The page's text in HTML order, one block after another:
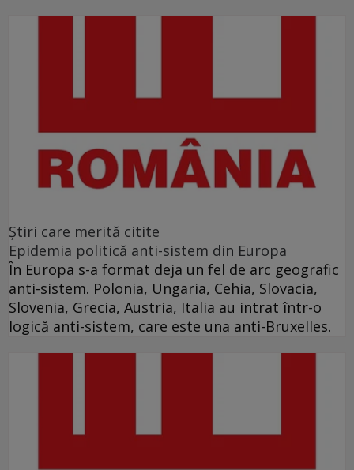
Ştiri care merită citite
Epidemia politică anti-sistem din Europa
În Europa s-a format deja un fel de arc geografic
anti-sistem. Polonia, Ungaria, Cehia, Slovacia,
Slovenia, Grecia, Austria, Italia au intrat într-o
logică anti-sistem, care este una anti-Bruxelles.